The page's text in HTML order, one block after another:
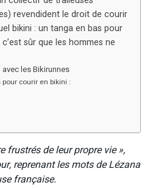
revendident le droit de courir
bikini : un tanga en bas pour
sûr que les hommes ne
les Bikirunnes
courir en bikini :
frustrés de leur propre vie »,
reprenant les mots de Lézana
française.